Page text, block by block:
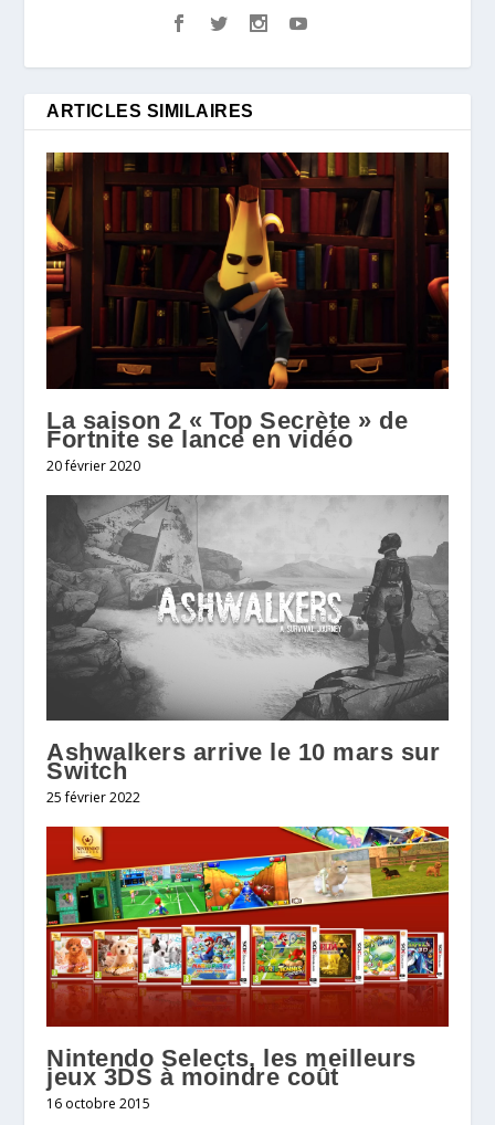
ARTICLES SIMILAIRES
La saison 2 « Top Secrète » de
Fortnite se lance en vidéo
20 février 2020
Ashwalkers arrive le 10 mars sur
Switch
25 février 2022
Nintendo Selects, les meilleurs
jeux 3DS à moindre coût
16 octobre 2015